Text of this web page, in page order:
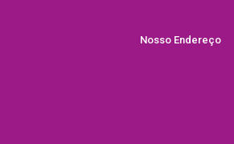
Nosso Endereço